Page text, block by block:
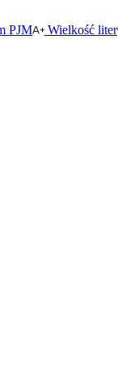
PJM Wielkość liter